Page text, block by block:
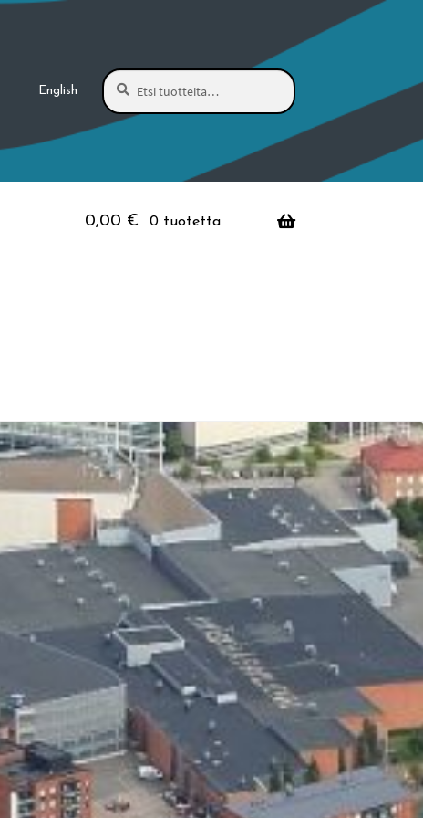
English
Etsi:
Haku
0,00 € 0 tuotetta